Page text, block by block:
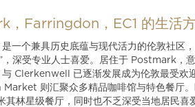
，Farringdon，EC1 的生活
一个兼具历史底蕴与现代活力的伦敦社区
深受专业人士喜爱。居住于 Postmark，
Clerkenwell 已逐渐发展成为伦敦最受欢
则汇聚众多精品咖啡馆与特色餐厅
其林星级餐厅，同时也不乏深受当地居民